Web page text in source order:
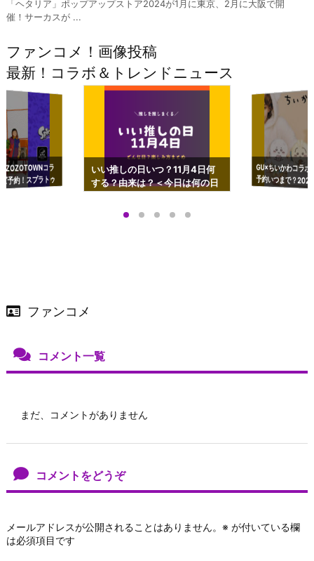
「ヘタリア」ポップアップストア2024が1月に東京、2月に大阪で開
催！サーカスが ...
ファンコメ！画像投稿
最新！コラボ＆トレンドニュース
コラ
予約！スプラトゥ
ップも渋谷Hz
いい推しの日いつ？11月4日何
する？由来は？＜今日は何の日
GU×ちいかわコラ
予約いつまで？
ーチやショルダー
ファンコメ
コメント一覧
まだ、コメントがありません
コメントをどうぞ
メールアドレスが公開されることはありません。 ※ が付いている欄
は必須項目です